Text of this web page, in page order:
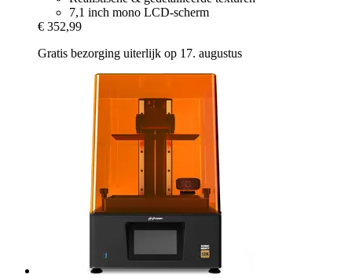
7,1 inch mono LCD-scherm
€ 352,99
Gratis bezorging uiterlijk op 17. augustus